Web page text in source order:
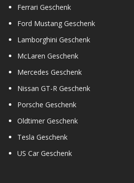
Ferrari Geschenk
Ford Mustang Geschenk
Lamborghini Geschenk
McLaren Geschenk
Mercedes Geschenk
Nissan GT-R Geschenk
Porsche Geschenk
Oldtimer Geschenk
Tesla Geschenk
US Car Geschenk